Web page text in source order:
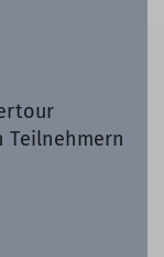
Teilnehmern